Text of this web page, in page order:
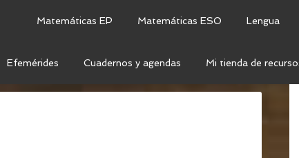
Matemáticas EP Matemáticas ESO Lengua
Efemérides Cuadernos y agendas Mi tienda de
NÚMEROS DECIMALES